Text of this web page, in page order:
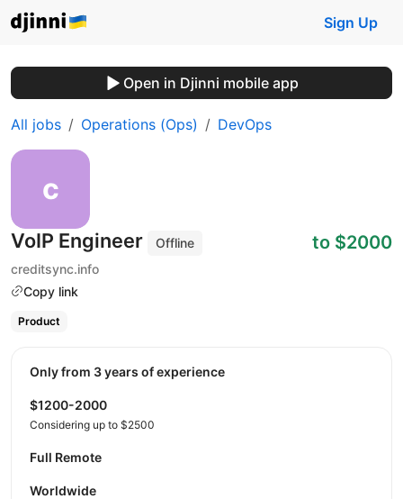
Sign Up
Open in Djinni mobile app
All jobs Operations (Ops) DevOps
VoIP Engineer
Offline
creditsync.info
Copy link
to $2000
Product
Only from 3 years of experience
$1200-2000
Considering up to $2500
Full Remote
Worldwide